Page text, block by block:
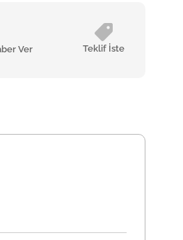
Ver Teklif İste